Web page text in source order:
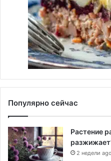
Популярно сейчас
Растение
2 недели ago